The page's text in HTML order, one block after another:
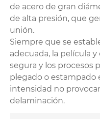
de acero de gran
de alta presión, que
unión.
Siempre que se
adecuada, la película
segura y los procesos
plegado o estampado
intensidad no
delaminación.